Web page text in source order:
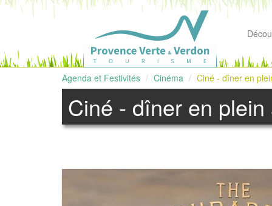
Agenda et Festivités Cinéma Ciné - dîner en
Ciné - dîner en